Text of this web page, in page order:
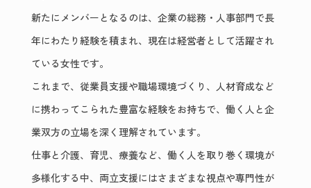
新たにメンバーとなるのは、企業の総務・人事部門で長
年にわたり経験を積まれ、現在は経営者として活躍され
ている女性です。
これまで、従業員支援や職場環境づくり、人材育成など
に携わってこられた豊富な経験をお持ちで、働く人と企
業双方の立場を深く理解されています。
仕事と介護、育児、療養など、働く人を取り巻く環境が
多様化する中、両立支援にはさまざまな視点や専門性が